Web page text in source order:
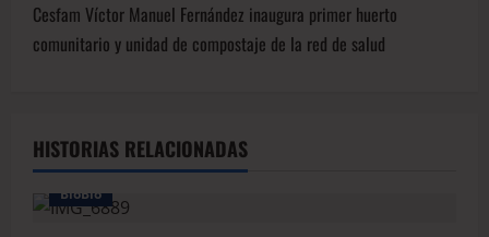
Cesfam Víctor Manuel Fernández inaugura primer huerto
comunitario y unidad de compostaje de la red de salud
HISTORIAS RELACIONADAS
BioBio